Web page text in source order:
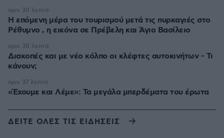
Η επόμενη μέρα του τουρισμού μετά τις πυρκαγιές στο
Ρέθυμνο , η εικόνα σε Πρέβελη και Άγιο Βασίλειο
πριν 30 λεπτά
Διακοπές και με νέο κόλπο οι κλέφτες αυτοκινήτων - Τι
κάνουν;
πριν 30 λεπτά
«Έχουμε και Λέμε»: Τα μεγάλα μπερδέματα του έρωτα
πριν 37 λεπτά
ΔΕΙΤΕ ΟΛΕΣ ΤΙΣ ΕΙΔΗΣΕΙΣ